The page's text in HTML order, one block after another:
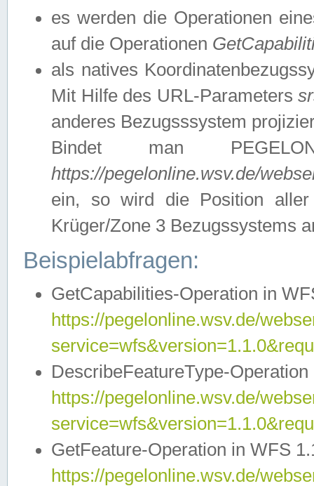
es werden die Operationen
auf die Operationen
als natives
Mit Hilfe des URL-Parameters
anderes Bezugsssystem
Bindet man
https://pegelonline.wsv.de/
ein, so wird die Position
Krüger/Zone 3 Bezugssystems
Beispielabfragen:
GetCapabilities-Operation in
https://pegelonline.wsv.de/
DescribeFeatureType-
https://pegelonline.wsv.de/
GetFeature-Operation in WFS
https://pegelonline.wsv.de/